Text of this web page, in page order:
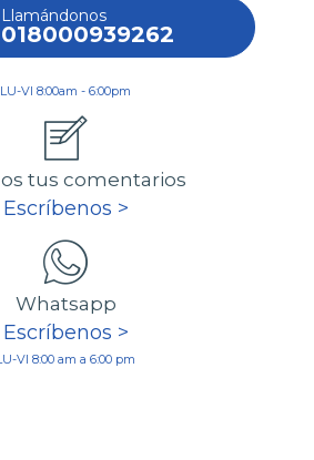
Llamándonos
018000939262
LU-VI 8:00am - 6:00pm
tus comentarios
Escríbenos >
Whatsapp
Escríbenos >
VI 8:00 am a 6:00 pm